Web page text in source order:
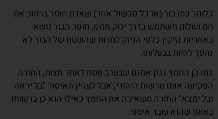
כלומר כמו בור (או כל מכשול אחר) שאדם חופר ברחוב אם
חס ושלום משתמש בדרך ינזק ממנו, חופר הבור נושא
באחריות נזיקין כלפי הניזק למרות שהשטח של הבור לא
נהפך להיות בבעלותו.
כמו כן החמץ נכון אמנם שבערב פסח לאחר חצות, התורה
הפקיעה אותו מרשות היהודי, אבל לעניין האיסור "בל יראה
ובל ימצא" התורה משאירה את החמץ כאילו הוא כן ברשותו
באופן שהוא עובר איסור.